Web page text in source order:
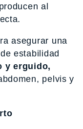
al
asegurar una
estabilidad
y erguido,
pelvis y